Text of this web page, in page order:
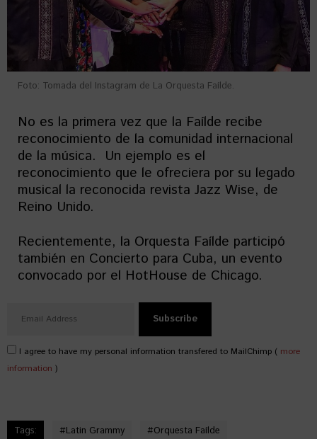
Foto: Tomada del Instagram de La Orquesta Faílde.
No es la primera vez que la Faílde recibe
reconocimiento de la comunidad internacional
de la música. Un ejemplo es el
reconocimiento que le ofreciera por su legado
musical la reconocida revista Jazz Wise, de
Reino Unido.
Recientemente, la Orquesta Faílde participó
también en Concierto para Cuba, un evento
convocado por el HotHouse de Chicago.
I agree to have my personal information transfered to MailChimp ( more
information )
Tags: #Latin Grammy #Orquesta Faílde